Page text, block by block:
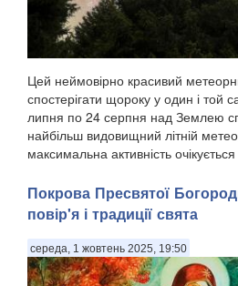
Цей неймовірно красивий
спостерігати щороку у один і той
липня по 24 серпня над Землею
найбільш видовищний літній
максимальна активність
Покрова Пресвятої
повір'я і традиції свята
середа, 1 жовтень 2025, 19:50